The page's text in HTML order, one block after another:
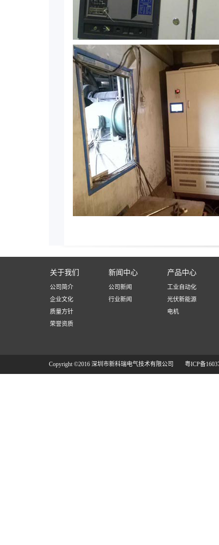
关于我们
公司简介
企业文化
质量方针
荣誉资质
新闻中心
公司新闻
行业新闻
产品中心
工业自动化
光伏新能源
电机
Copyright ©2016 深圳市新科瑞电气技术有限公司 粤ICP备